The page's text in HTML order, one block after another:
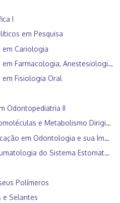
I
em Pesquisa
em Cariologia
Anestesiologia e Terapêutica
em Fisiologia Oral
Odontopediatria II
Metabolismo Dirigido ao Aprend. de Cariologia
Odontologia e sua Importância Pericial
do Sistema Estomatognático
Polímeros
e Selantes